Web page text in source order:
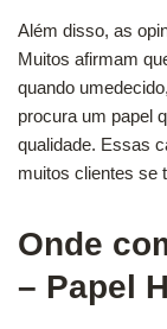
Além disso, as
Muitos afirmam
quando
procura um papel
qualidade. Essas
muitos clientes se
Onde
– Papel